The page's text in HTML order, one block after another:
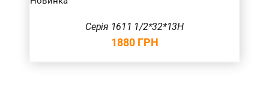
Серія 1611 1/2*32*13H
1880 ГРН